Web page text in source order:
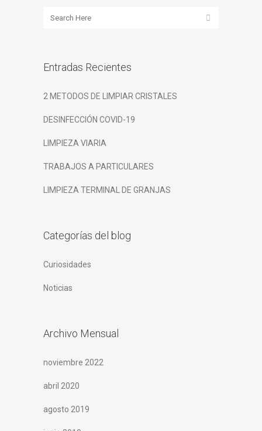
Entradas Recientes
2 METODOS DE LIMPIAR CRISTALES
DESINFECCIÓN COVID-19
LIMPIEZA VIARIA
TRABAJOS A PARTICULARES
LIMPIEZA TERMINAL DE GRANJAS
Categorías del blog
Curiosidades
Noticias
Archivo Mensual
noviembre 2022
abril 2020
agosto 2019